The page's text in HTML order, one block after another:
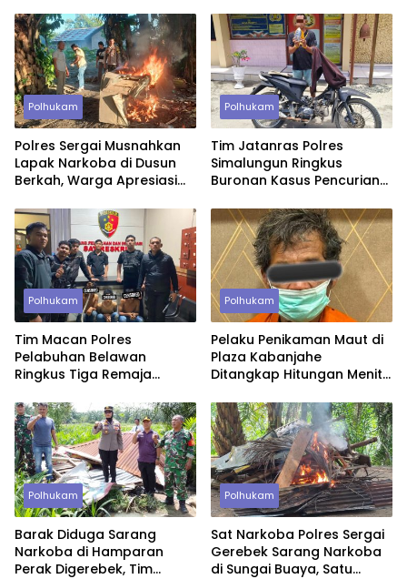
Polhukam
Polres Sergai Musnahkan
Lapak Narkoba di Dusun
Berkah, Warga Apresiasi
Polhukam
Tim Jatanras Polres
Simalungun Ringkus
Buronan Kasus Pencurian
Polhukam
Tim Macan Polres
Pelabuhan Belawan
Ringkus Tiga Remaja
Motor di Marelan
Polhukam
Pelaku Penikaman Maut di
Plaza Kabanjahe
Ditangkap Hitungan Menit,
Polhukam
Barak Diduga Sarang
Narkoba di Hamparan
Perak Digerebek, Tim
Polhukam
Sat Narkoba Polres Sergai
Gerebek Sarang Narkoba
di Sungai Buaya, Satu